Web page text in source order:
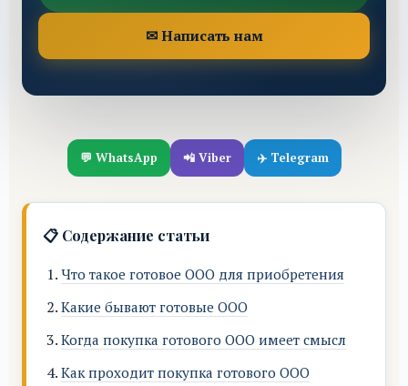
✉ Написать нам
💬 WhatsApp 📲 Viber ✈️ Telegram
📋 Содержание статьи
Что такое готовое ООО для приобретения
Какие бывают готовые ООО
Когда покупка готового ООО имеет смысл
Как проходит покупка готового ООО